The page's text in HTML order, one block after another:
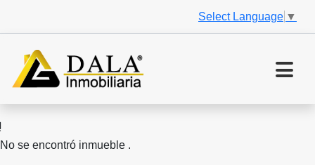
Select Language ▼
No se encontró inmueble .